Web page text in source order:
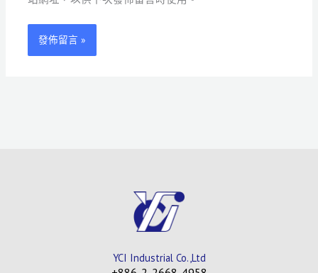
YCI Industrial Co.,Ltd